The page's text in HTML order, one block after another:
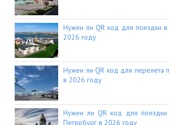
Нужен ли QR код для поездки в
2026 году
Нужен ли QR код для перелета
в 2026 году
Нужен ли QR код для поездки
Петербург в 2026 году